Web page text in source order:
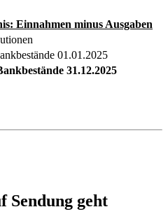
Einnahmen minus Ausgaben
01.01.2025
31.12.2025
Sendung geht